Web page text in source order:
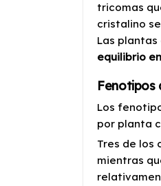
tricomas
cristalino
Las
equilibrio
Fenotipos
Los
por planta
Tres de los
mientras